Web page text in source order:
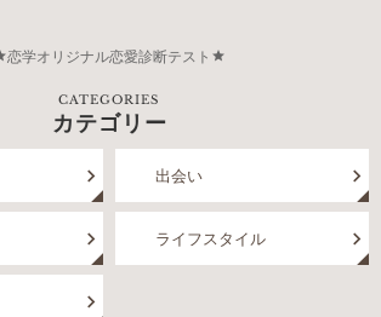
恋学オリジナル恋愛診断テスト
CATEGORIES
カテゴリー
出会い
ライフスタイル